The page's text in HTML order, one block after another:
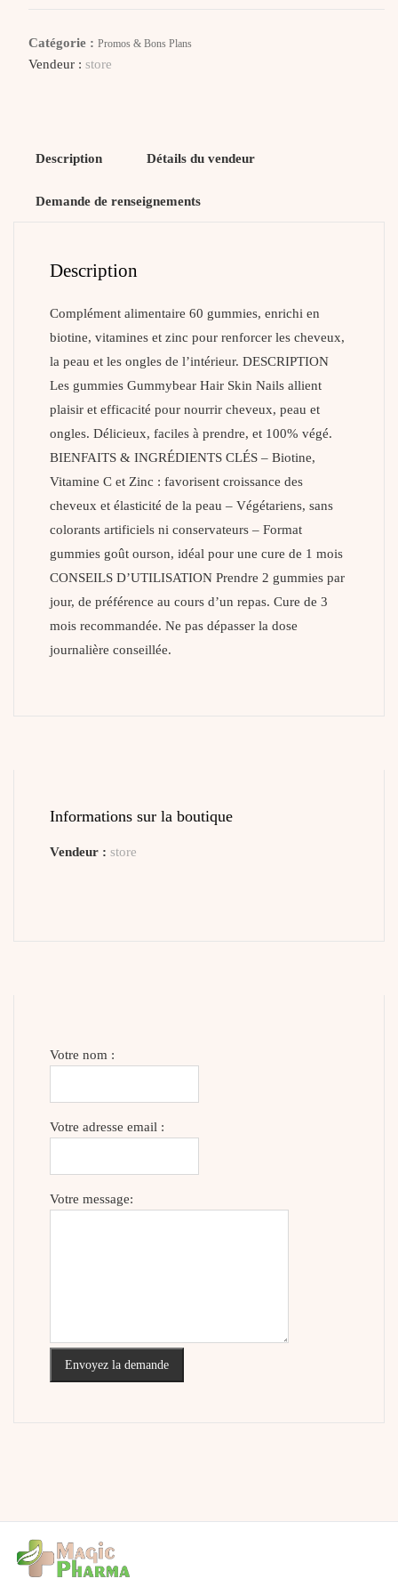
Catégorie : Promos & Bons Plans
Vendeur : store
Description Détails du vendeur
Demande de renseignements
Description
Complément alimentaire 60 gummies, enrichi en
biotine, vitamines et zinc pour renforcer les cheveux,
la peau et les ongles de l’intérieur. DESCRIPTION
Les gummies Gummybear Hair Skin Nails allient
plaisir et efficacité pour nourrir cheveux, peau et
ongles. Délicieux, faciles à prendre, et 100% végé.
BIENFAITS & INGRÉDIENTS CLÉS – Biotine,
Vitamine C et Zinc : favorisent croissance des
cheveux et élasticité de la peau – Végétariens, sans
colorants artificiels ni conservateurs – Format
gummies goût ourson, idéal pour une cure de 1 mois
CONSEILS D’UTILISATION Prendre 2 gummies par
jour, de préférence au cours d’un repas. Cure de 3
mois recommandée. Ne pas dépasser la dose
journalière conseillée.
Informations sur la boutique
Vendeur : store
Votre nom :
Votre adresse email :
Votre message:
Envoyez la demande